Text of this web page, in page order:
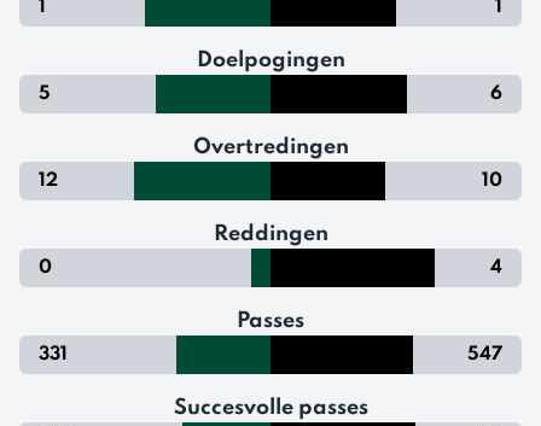
1 1
Doelpogingen
5 6
Overtredingen
12 10
Reddingen
0 4
Passes
331 547
Succesvolle passes